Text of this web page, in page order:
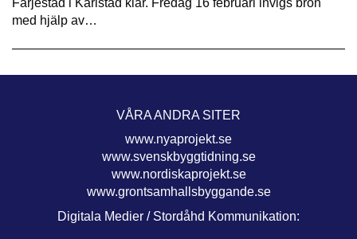
Färjestad i Karlstad klar. Fredag 16 februari invigs bron
med hjälp av…
VÅRA ANDRA SITER
www.nyaprojekt.se
www.svenskbyggtidning.se
www.nordiskaprojekt.se
www.grontsamhallsbyggande.se
Digitala Medier / Stordåhd Kommunikation: